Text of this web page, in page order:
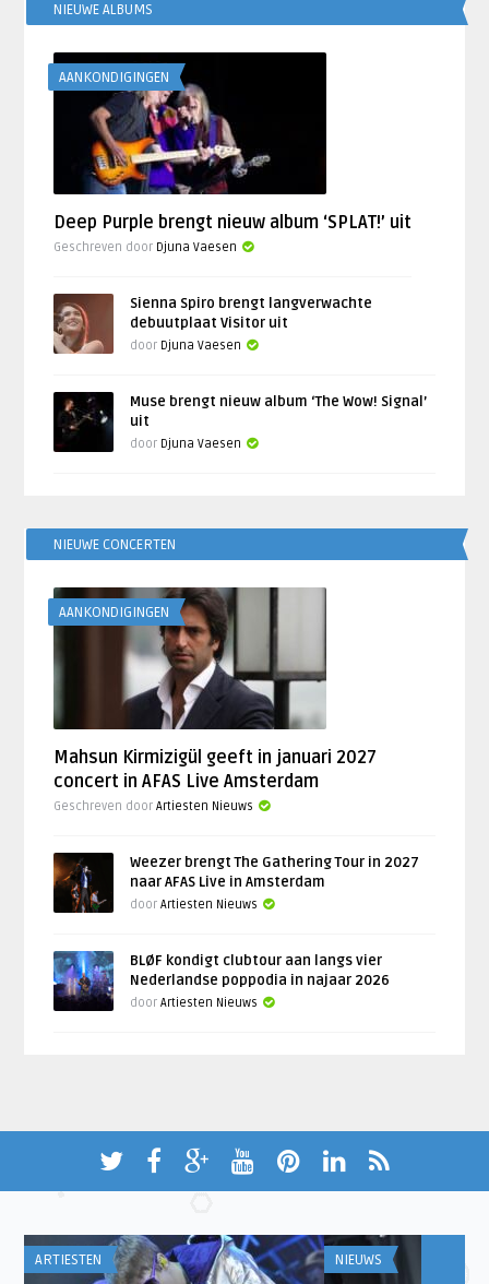
NIEUWE ALBUMS
AANKONDIGINGEN
Deep Purple brengt nieuw album ‘SPLAT!’ uit
Geschreven door Djuna Vaesen
Sienna Spiro brengt langverwachte
debuutplaat Visitor uit
door Djuna Vaesen
Muse brengt nieuw album ‘The Wow! Signal’
uit
door Djuna Vaesen
NIEUWE CONCERTEN
AANKONDIGINGEN
Mahsun Kirmizigül geeft in januari 2027
concert in AFAS Live Amsterdam
Geschreven doorArtiesten Nieuws
Weezer brengt The Gathering Tour in 2027
naar AFAS Live in Amsterdam
doorArtiesten Nieuws
BLØF kondigt clubtour aan langs vier
Nederlandse poppodia in najaar 2026
doorArtiesten Nieuws
ARTIESTEN NIEUWS